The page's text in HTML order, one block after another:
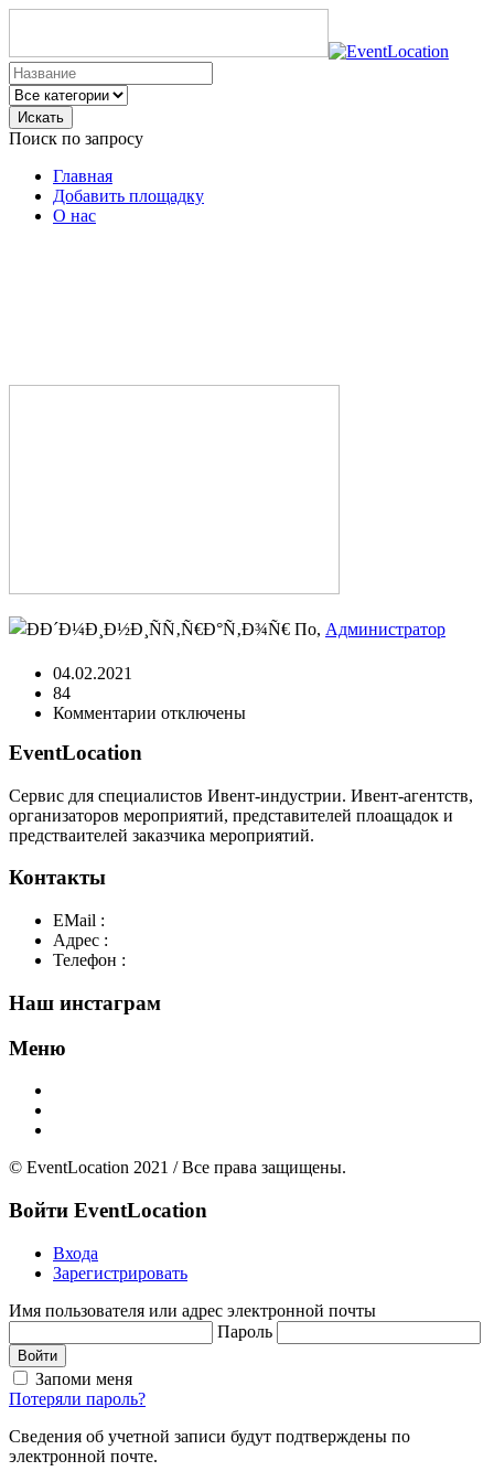
Искать
Поиск по запросу
Главная
Добавить площадку
О нас
По, Администратор
04.02.2021
84
Комментарии котключены
EventLocation
Сервис для специалистов Ивент-индустрии. Ивент-агентств,
организаторов мероприятий, представителей плоащадок и
предстваителей заказчика мероприятий.
Контакты
EMail :
Адрес :
Телефон :
Наш инстаграм
Меню
© EventLocation 2021 / Все права защищены.
Войти EventLocation
Входа
Зарегистрировать
Имя пользователя или адрес электронной почты
Пароль
Войти
Запоми меня
Потеряли пароль?
Сведения об учетной записи будут подтверждены по
электронной почте.